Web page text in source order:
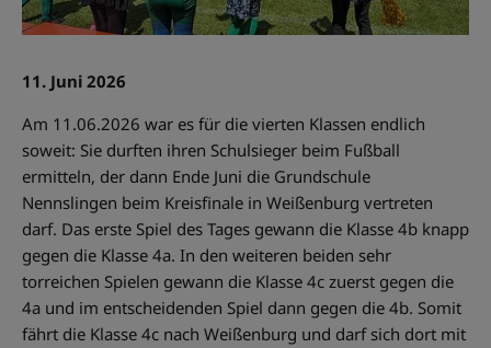
11. Juni 2026
Am 11.06.2026 war es für die vierten Klassen endlich
soweit: Sie durften ihren Schulsieger beim Fußball
ermitteln, der dann Ende Juni die Grundschule
Nennslingen beim Kreisfinale in Weißenburg vertreten
darf. Das erste Spiel des Tages gewann die Klasse 4b knapp
gegen die Klasse 4a. In den weiteren beiden sehr
torreichen Spielen gewann die Klasse 4c zuerst gegen die
4a und im entscheidenden Spiel dann gegen die 4b. Somit
fährt die Klasse 4c nach Weißenburg und darf sich dort mit